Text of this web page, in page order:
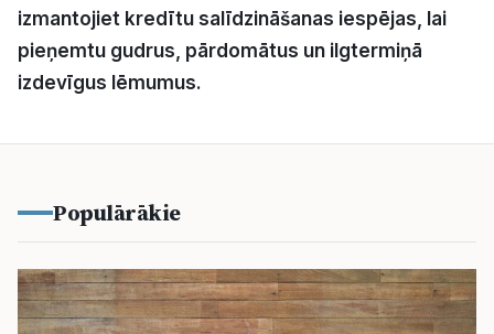
izmantojiet kredītu salīdzināšanas iespējas, lai
pieņemtu gudrus, pārdomātus un ilgtermiņā
izdevīgus lēmumus.
Populārākie